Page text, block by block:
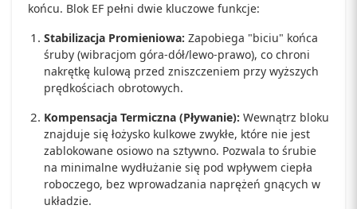
końcu. Blok EF pełni dwie kluczowe funkcje:
Stabilizacja Promieniowa: Zapobiega "biciu" końca
śruby (wibracjom góra-dół/lewo-prawo), co chroni
nakrętkę kulową przed zniszczeniem przy wyższych
prędkościach obrotowych.
Kompensacja Termiczna (Pływanie): Wewnątrz bloku
znajduje się łożysko kulkowe zwykłe, które nie jest
zablokowane osiowo na sztywno. Pozwala to śrubie
na minimalne wydłużanie się pod wpływem ciepła
roboczego, bez wprowadzania naprężeń gnących w
układzie.